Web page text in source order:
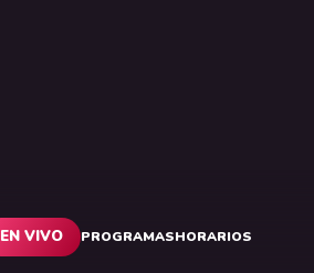
EN VIVO PROGRAMASHORARIOS